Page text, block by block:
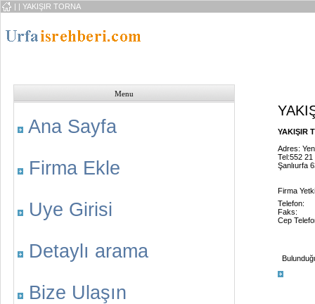
| | YAKIŞIR TORNA
Menu
Ana Sayfa
Firma Ekle
Uye Girisi
Detaylı arama
Bize Ulaşın
YAKIŞIR
Adres:
Tel:552 21
Şanlıurfa
Firma
Telefon:
Faks:
Cep